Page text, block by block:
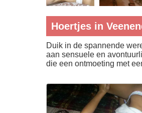
Hoertjes in
Duik in de spannende
aan sensuele en
die een ontmoeting met